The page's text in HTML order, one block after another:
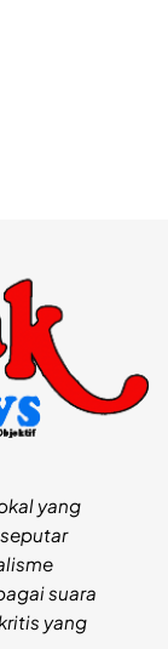
yang
suara
yang